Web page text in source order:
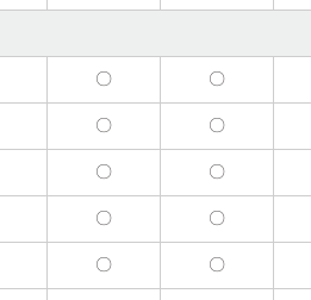
〇 〇
〇 〇
〇 〇
〇 〇
〇 〇